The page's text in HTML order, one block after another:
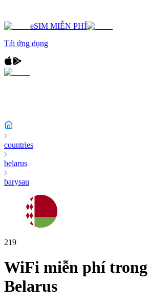
eSIM MIỄN PHÍ
Tải ứng dụng
countries
belarus
barysau
219
WiFi miễn phí trong
Belarus